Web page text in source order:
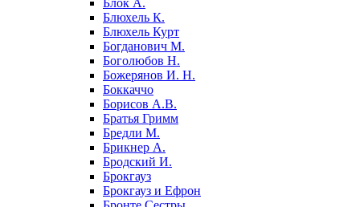
Блок А.
Блюхель К.
Блюхель Курт
Богданович М.
Боголюбов Н.
Божерянов И. Н.
Боккаччо
Борисов А.В.
Братья Гримм
Бредли М.
Брикнер А.
Бродский И.
Брокгауз
Брокгауз и Ефрон